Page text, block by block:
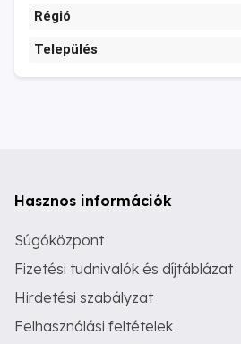
Régió
Település
Hasznos információk
Súgóközpont
Fizetési tudnivalók és díjtáblázat
Hirdetési szabályzat
Felhasználási feltételek